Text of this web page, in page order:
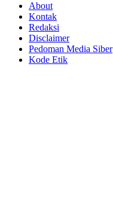
About
Kontak
Redaksi
Disclaimer
Pedoman Media Siber
Kode Etik